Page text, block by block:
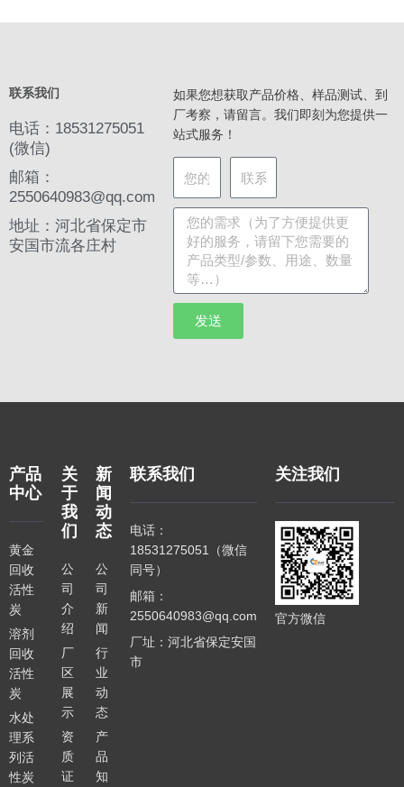
联系我们
电话：18531275051
(微信)
邮箱：
2550640983@qq.com
地址：河北省保定市
安国市流各庄村
如果您想获取产品价格、样品测试、到
厂考察，请留言。我们即刻为您提供一
站式服务！
发送
产品
中心
黄金
回收
活性
炭
溶剂
回收
活性
炭
水处
理系
列活
性炭
关
于
我
们
公
司
介
绍
厂
区
展
示
资
质
证
新
闻
动
态
公
司
新
闻
行
业
动
态
产
品
知
联系我们
电话：
18531275051（微信
同号）
邮箱：
2550640983@qq.com
厂址：河北省保定安国
市
关注我们
官方微信